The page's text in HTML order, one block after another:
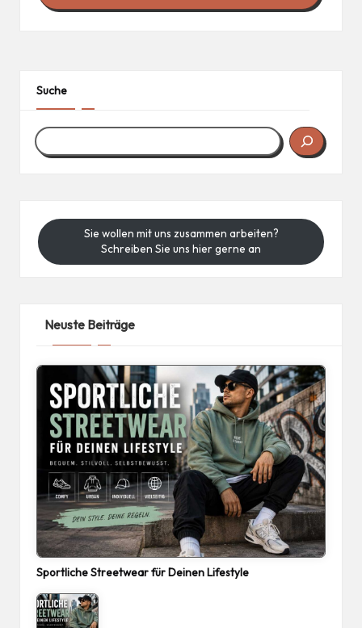
Suche
Sie wollen mit uns zusammen arbeiten?
Schreiben Sie uns hier gerne an
Neuste Beiträge
Sportliche Streetwear für Deinen Lifestyle